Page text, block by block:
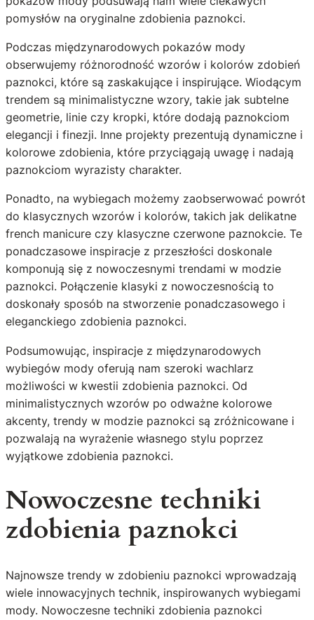
pomysłów na oryginalne zdobienia paznokci.
Podczas międzynarodowych pokazów mody
obserwujemy różnorodność wzorów i kolorów zdobień
paznokci, które są zaskakujące i inspirujące. Wiodącym
trendem są minimalistyczne wzory, takie jak subtelne
geometrie, linie czy kropki, które dodają paznokciom
elegancji i finezji. Inne projekty prezentują dynamiczne i
kolorowe zdobienia, które przyciągają uwagę i nadają
paznokciom wyrazisty charakter.
Ponadto, na wybiegach możemy zaobserwować powrót
do klasycznych wzorów i kolorów, takich jak delikatne
french manicure czy klasyczne czerwone paznokcie. Te
ponadczasowe inspiracje z przeszłości doskonale
komponują się z nowoczesnymi trendami w modzie
paznokci. Połączenie klasyki z nowoczesnością to
doskonały sposób na stworzenie ponadczasowego i
eleganckiego zdobienia paznokci.
Podsumowując, inspiracje z międzynarodowych
wybiegów mody oferują nam szeroki wachlarz
możliwości w kwestii zdobienia paznokci. Od
minimalistycznych wzorów po odważne kolorowe
akcenty, trendy w modzie paznokci są zróżnicowane i
pozwalają na wyrażenie własnego stylu poprzez
wyjątkowe zdobienia paznokci.
Nowoczesne techniki
zdobienia paznokci
Najnowsze trendy w zdobieniu paznokci wprowadzają
wiele innowacyjnych technik, inspirowanych wybiegami
mody. Nowoczesne techniki zdobienia paznokci